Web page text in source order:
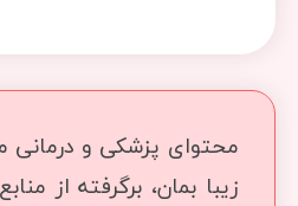
محتوای پزشکی و درمانی
زیبا بمان، برگرفته از